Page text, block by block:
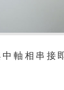
軸相串接